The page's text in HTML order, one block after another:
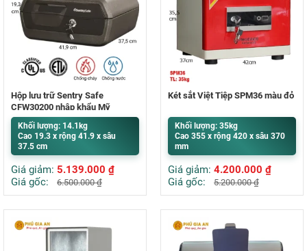
Hộp lưu trữ Sentry Safe
CFW30200 nhập khẩu Mỹ
Khối lượng: 14.1kg
Cao 19.3 x rộng 41.9 x sâu
37.5 cm
Giá giảm: 5.139.000 ₫
Giá gốc:
6.500.000₫
Két sắt Việt Tiệp SPM36 màu đỏ
Khối lượng: 35kg
Cao 355 x rộng 420 x sâu 370
mm
Giá giảm: 4.200.000 ₫
Giá gốc:
5.200.000₫